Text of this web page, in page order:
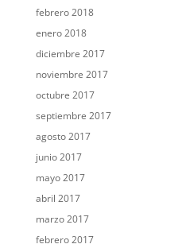
febrero 2018
enero 2018
diciembre 2017
noviembre 2017
octubre 2017
septiembre 2017
agosto 2017
junio 2017
mayo 2017
abril 2017
marzo 2017
febrero 2017